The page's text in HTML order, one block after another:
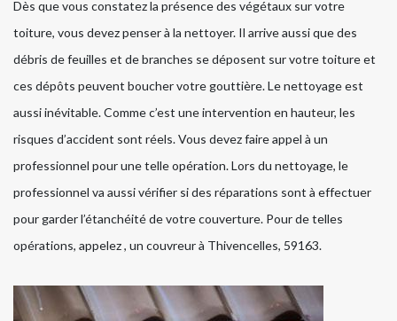
Dès que vous constatez la présence des végétaux sur votre
toiture, vous devez penser à la nettoyer. Il arrive aussi que des
débris de feuilles et de branches se déposent sur votre toiture et
ces dépôts peuvent boucher votre gouttière. Le nettoyage est
aussi inévitable. Comme c’est une intervention en hauteur, les
risques d’accident sont réels. Vous devez faire appel à un
professionnel pour une telle opération. Lors du nettoyage, le
professionnel va aussi vérifier si des réparations sont à effectuer
pour garder l’étanchéité de votre couverture. Pour de telles
opérations, appelez , un couvreur à Thivencelles, 59163.